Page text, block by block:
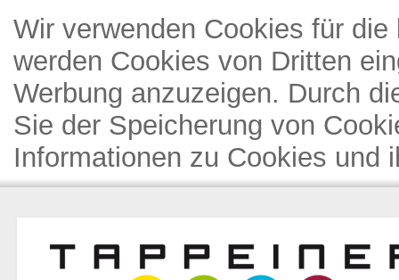
Wir verwenden Cookies für
werden Cookies von Dritten
Werbung anzuzeigen. Durch
Sie der Speicherung von
Informationen zu Cookies